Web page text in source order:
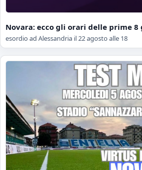
Novara: ecco gli orari delle prime
esordio ad Alessandria il 22 agosto alle 18